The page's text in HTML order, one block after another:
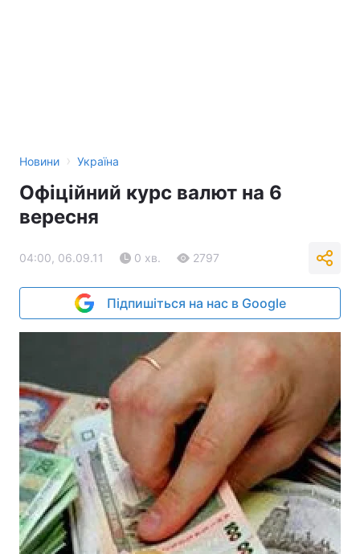
Новини › Україна
Офіційний курс валют на 6
вересня
04:00, 06.09.11 0 хв. 2797
Підпишіться на нас в Google